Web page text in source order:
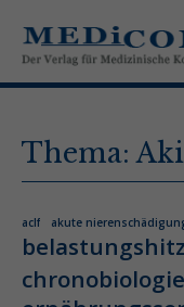
Thema:
aclf akute
chronobiologie